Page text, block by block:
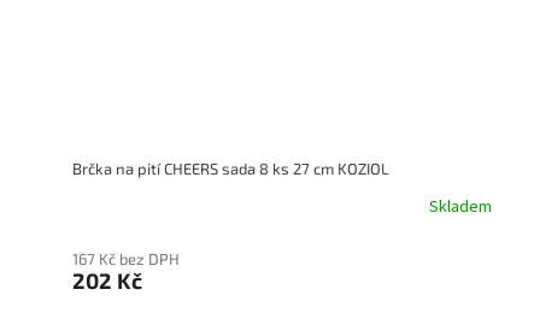
Brčka na pití CHEERS sada 8 ks 27 cm KOZIOL
Skladem
167 Kč bez DPH
202 Kč